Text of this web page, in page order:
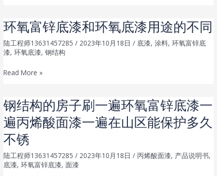
装
多
少
环
氧
富
底
聚
氨
酯
面
漆
包
环氧富锌底漆和环氧底漆用途的不同
陆工程师13631457285/ 2023年10月18日/ 底漆,涂料,环氧富锌底
漆,环氧底漆,钢结构
环
锌
底
漆
和
环
氧
Read More »
钢结构的房子刷一遍环氧富锌底漆一
遍丙烯酸面漆一遍在山区能保护多久
不锈
陆工程师13631457285/ 2023年10月18日/丙烯酸面漆, 产品说明书,
底漆,环氧富锌底漆,面漆